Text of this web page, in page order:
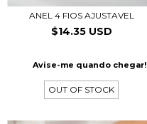
ANEL 4 FIOS AJUSTAVEL
$14.35 USD
Avise-me quando chegar!
OUT OF STOCK